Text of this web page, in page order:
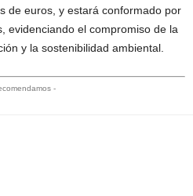
de euros, y estará conformado por
evidenciando el compromiso de la
y la sostenibilidad ambiental.
-